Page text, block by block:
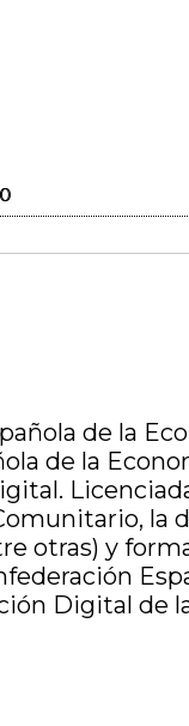
de la
de la
la
otras) y
Digital de